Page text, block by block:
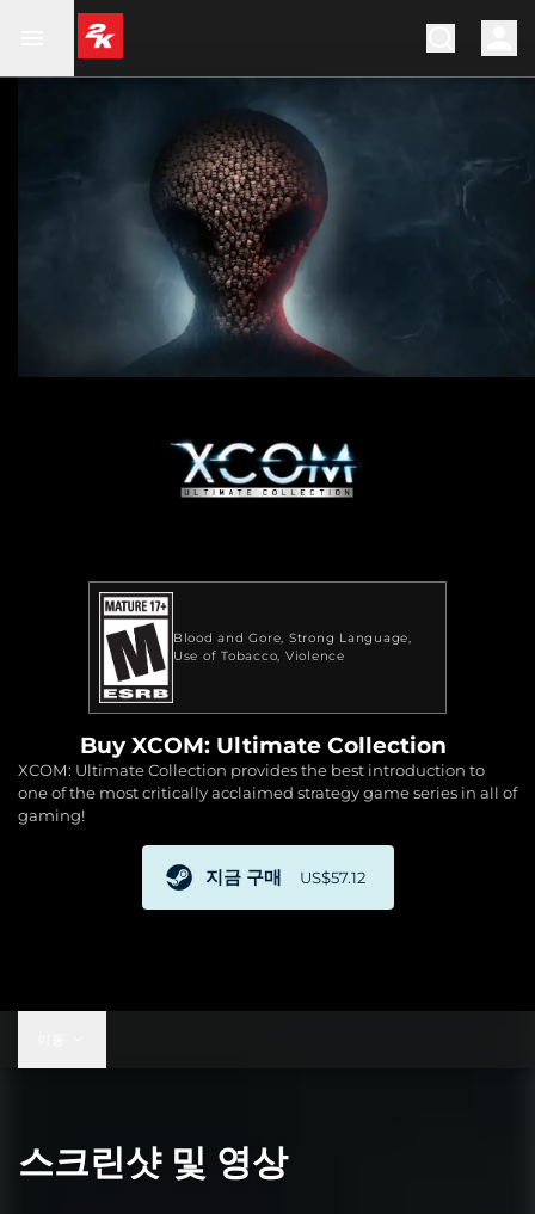
Blood and Gore Strong Language
Use of Tobacco Violence
Buy XCOM: Ultimate Collection
XCOM: Ultimate Collection provides the best introduction to
one of the most critically acclaimed strategy game series in all of
gaming!
지금 구매 US$57.12
스크린샷 및 영상